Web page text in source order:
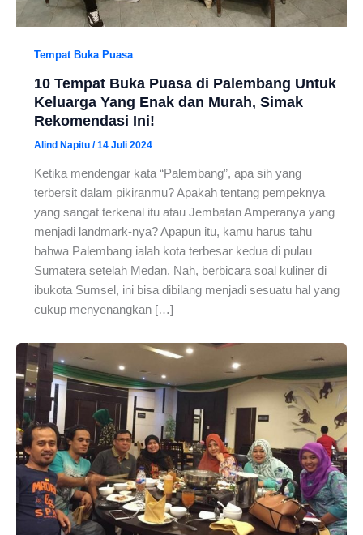
Tempat Buka Puasa
10 Tempat Buka Puasa di Palembang Untuk
Keluarga Yang Enak dan Murah, Simak
Rekomendasi Ini!
Alind Napitu /14 Juli 2024
Ketika mendengar kata “Palembang”, apa sih yang
terbersit dalam pikiranmu? Apakah tentang pempeknya
yang sangat terkenal itu atau Jembatan Amperanya yang
menjadi landmark-nya? Apapun itu, kamu harus tahu
bahwa Palembang ialah kota terbesar kedua di pulau
Sumatera setelah Medan. Nah, berbicara soal kuliner di
ibukota Sumsel, ini bisa dibilang menjadi sesuatu hal yang
cukup menyenangkan […]